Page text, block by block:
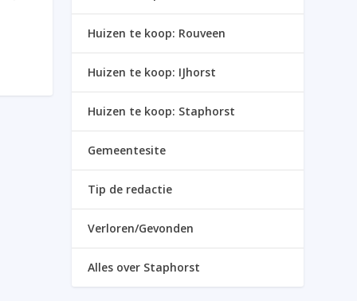
Huizen te koop: Rouveen
Huizen te koop: IJhorst
Huizen te koop: Staphorst
Gemeentesite
Tip de redactie
Verloren/Gevonden
Alles over Staphorst